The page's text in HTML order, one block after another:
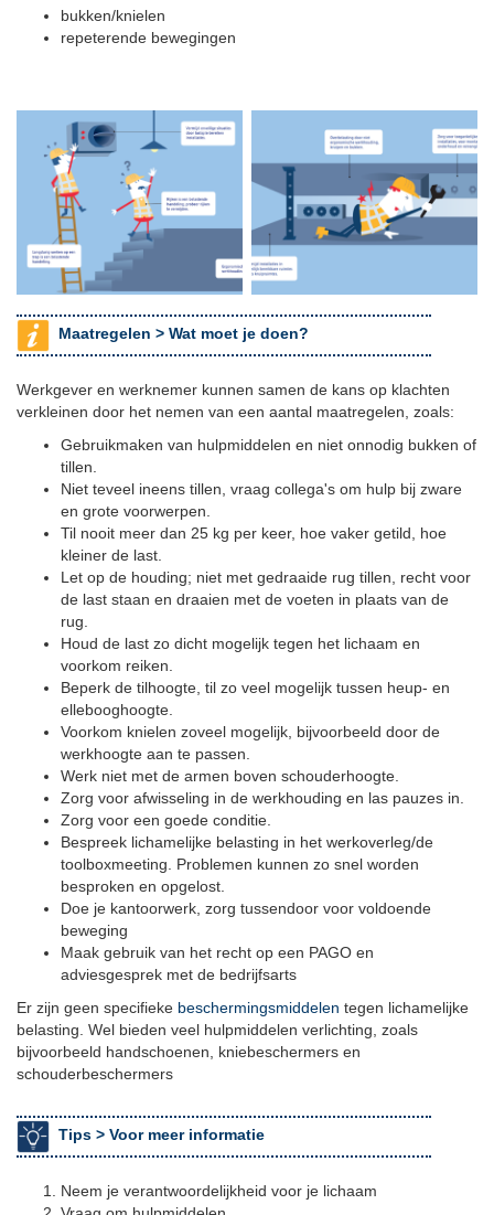
bukken/knielen
repeterende bewegingen
Maatregelen > Wat moet je doen?
Werkgever en werknemer kunnen samen de kans op klachten
verkleinen door het nemen van een aantal maatregelen, zoals:
Gebruikmaken van hulpmiddelen en niet onnodig bukken of
tillen.
Niet teveel ineens tillen, vraag collega's om hulp bij zware
en grote voorwerpen.
Til nooit meer dan 25 kg per keer, hoe vaker getild, hoe
kleiner de last.
Let op de houding; niet met gedraaide rug tillen, recht voor
de last staan en draaien met de voeten in plaats van de
rug.
Houd de last zo dicht mogelijk tegen het lichaam en
voorkom reiken.
Beperk de tilhoogte, til zo veel mogelijk tussen heup- en
ellebooghoogte.
Voorkom knielen zoveel mogelijk, bijvoorbeeld door de
werkhoogte aan te passen.
Werk niet met de armen boven schouderhoogte.
Zorg voor afwisseling in de werkhouding en las pauzes in.
Zorg voor een goede conditie.
Bespreek lichamelijke belasting in het werkoverleg/de
toolboxmeeting. Problemen kunnen zo snel worden
besproken en opgelost.
Doe je kantoorwerk, zorg tussendoor voor voldoende
beweging
Maak gebruik van het recht op een PAGO en
adviesgesprek met de bedrijfsarts
Er zijn geen specifieke beschermingsmiddelen tegen lichamelijke
belasting. Wel bieden veel hulpmiddelen verlichting, zoals
bijvoorbeeld handschoenen, kniebeschermers en
schouderbeschermers
Tips > Voor meer informatie
Neem je verantwoordelijkheid voor je lichaam